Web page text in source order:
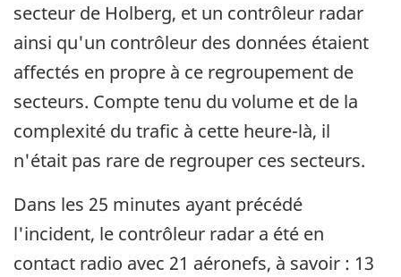
secteur de Holberg, et un contrôleur radar
ainsi qu'un contrôleur des données étaient
affectés en propre à ce regroupement de
secteurs. Compte tenu du volume et de la
complexité du trafic à cette heure-là, il
n'était pas rare de regrouper ces secteurs.
Dans les 25 minutes ayant précédé
l'incident, le contrôleur radar a été en
contact radio avec 21 aéronefs, à savoir : 13